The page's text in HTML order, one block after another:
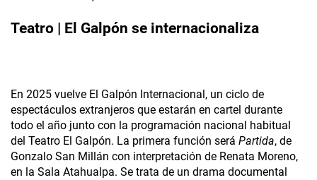
Teatro | El Galpón se internacionaliza
En 2025 vuelve El Galpón Internacional, un ciclo de
espectáculos extranjeros que estarán en cartel durante
todo el año junto con la programación nacional habitual
del Teatro El Galpón. La primera función será Partida, de
Gonzalo San Millán con interpretación de Renata Moreno,
en la Sala Atahualpa. Se trata de un drama documental